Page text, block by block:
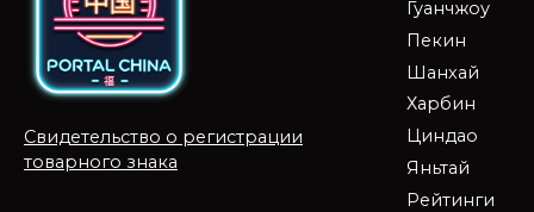
Свидетельство о регистрации
товарного знака
Гуанчжоу
Пекин
Шанхай
Харбин
Циндао
Яньтай
Рейтинги